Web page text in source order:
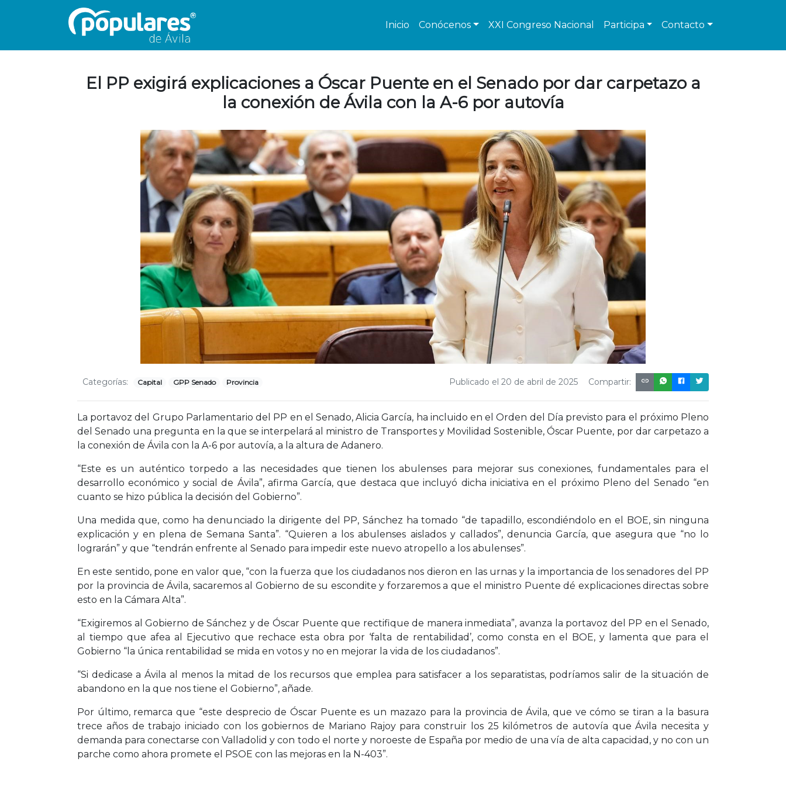
Inicio Conócenos XXI Congreso Nacional Participa Contacto
El PP exigirá explicaciones a Óscar Puente en el Senado por dar carpetazo a
la conexión de Ávila con la A-6 por autovía
Categorías: Capital GPP Senado Provincia Compartir:
Publicado el 20 de abril de 2025
La portavoz del Grupo Parlamentario del PP en el Senado, Alicia García, ha incluido en el Orden del Día previsto para el próximo Pleno
del Senado una pregunta en la que se interpelará al ministro de Transportes y Movilidad Sostenible, Óscar Puente, por dar carpetazo a
la conexión de Ávila con la A-6 por autovía, a la altura de Adanero.
“Este es un auténtico torpedo a las necesidades que tienen los abulenses para mejorar sus conexiones, fundamentales para el
desarrollo económico y social de Ávila”, afirma García, que destaca que incluyó dicha iniciativa en el próximo Pleno del Senado “en
cuanto se hizo pública la decisión del Gobierno”.
Una medida que, como ha denunciado la dirigente del PP, Sánchez ha tomado “de tapadillo, escondiéndolo en el BOE, sin ninguna
explicación y en plena de Semana Santa”. “Quieren a los abulenses aislados y callados”, denuncia García, que asegura que “no lo
lograrán” y que “tendrán enfrente al Senado para impedir este nuevo atropello a los abulenses”.
En este sentido, pone en valor que, “con la fuerza que los ciudadanos nos dieron en las urnas y la importancia de los senadores del PP
por la provincia de Ávila, sacaremos al Gobierno de su escondite y forzaremos a que el ministro Puente dé explicaciones directas sobre
esto en la Cámara Alta”.
“Exigiremos al Gobierno de Sánchez y de Óscar Puente que rectifique de manera inmediata”, avanza la portavoz del PP en el Senado,
al tiempo que afea al Ejecutivo que rechace esta obra por ‘falta de rentabilidad’, como consta en el BOE, y lamenta que para el
Gobierno “la única rentabilidad se mida en votos y no en mejorar la vida de los ciudadanos”.
“Si dedicase a Ávila al menos la mitad de los recursos que emplea para satisfacer a los separatistas, podríamos salir de la situación de
abandono en la que nos tiene el Gobierno”, añade.
Por último, remarca que “este desprecio de Óscar Puente es un mazazo para la provincia de Ávila, que ve cómo se tiran a la basura
trece años de trabajo iniciado con los gobiernos de Mariano Rajoy para construir los 25 kilómetros de autovía que Ávila necesita y
demanda para conectarse con Valladolid y con todo el norte y noroeste de España por medio de una vía de alta capacidad, y no con un
parche como ahora promete el PSOE con las mejoras en la N-403”.